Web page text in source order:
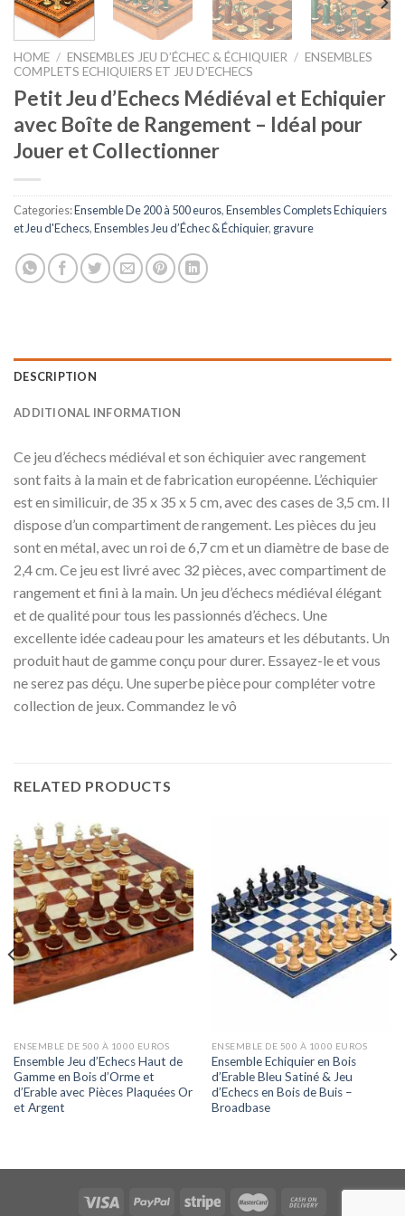
HOME / ENSEMBLES JEU D’ÉCHEC & ÉCHIQUIER / ENSEMBLES
COMPLETS ECHIQUIERS ET JEU D'ECHECS
Petit Jeu d’Echecs Médiéval et Echiquier
avec Boîte de Rangement – Idéal pour
Jouer et Collectionner
Categories:Ensemble De 200 à 500 euros,Ensembles Complets Echiquiers
et Jeu d'Echecs,Ensembles Jeu d’Échec & Échiquier, gravure
DESCRIPTION
ADDITIONAL INFORMATION
Ce jeu d’échecs médiéval et son échiquier avec rangement
sont faits à la main et de fabrication européenne. L’échiquier
est en similicuir, de 35 x 35 x 5 cm, avec des cases de 3,5 cm. Il
dispose d’un compartiment de rangement. Les pièces du jeu
sont en métal, avec un roi de 6,7 cm et un diamètre de base de
2,4 cm. Ce jeu est livré avec 32 pièces, avec compartiment de
rangement et fini à la main. Un jeu d’échecs médiéval élégant
et de qualité pour tous les passionnés d’échecs. Une
excellente idée cadeau pour les amateurs et les débutants. Un
produit haut de gamme conçu pour durer. Essayez-le et vous
ne serez pas déçu. Une superbe pièce pour compléter votre
collection de jeux. Commandez le vô
RELATED PRODUCTS
ENSEMBLE DE 500 À 1000 EUROS
Ensemble Jeu d’Echecs Haut de
Gamme en Bois d’Orme et
d’Erable avec Pièces Plaquées Or
et Argent
ENSEMBLE DE 500 À 1000 EUROS
Ensemble Echiquier en Bois
d’Erable Bleu Satiné & Jeu
d’Echecs en Bois de Buis –
Broadbase